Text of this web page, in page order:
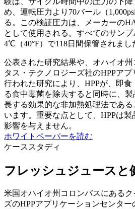
め、運転圧力より70バール（
る。この検証圧力は、メーカーの
として使用される。すべてのサンプ
4℃（40°F）で118日間保管されまし
公表された研究結果や、オハイオ
タス・テクノロジーズ社のHPPア
行われた研究により、HPPが、即
る食中毒菌を除去すると同時に、
長する効果的な非加熱処理法であ
います。重要な点として、HPPは
影響を与えません。
ホワイトペーパーを読む
ケーススタディ
フレッシュジュースと
米国オハイオ州コロンバスにある
ズのHPPアプリケーションセンタ